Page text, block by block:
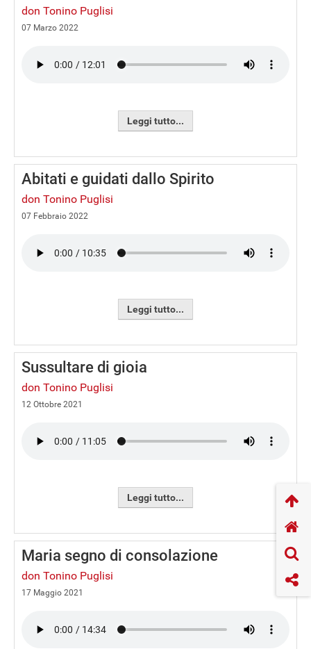
don Tonino Puglisi
07 Marzo 2022
Leggi tutto...
Abitati e guidati dallo Spirito
don Tonino Puglisi
07 Febbraio 2022
Leggi tutto...
Sussultare di gioia
don Tonino Puglisi
12 Ottobre 2021
Leggi tutto...
Maria segno di consolazione
don Tonino Puglisi
17 Maggio 2021